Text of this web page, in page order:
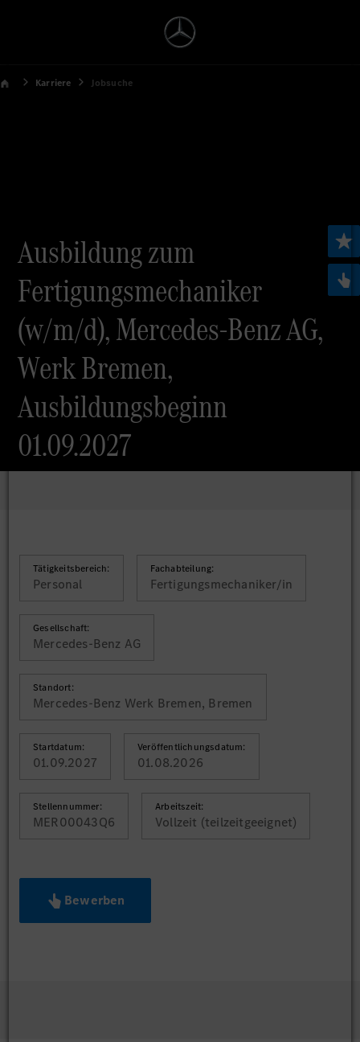
Karriere Jobsuche
Ausbildung zum
Fertigungsmechaniker
(w/m/d), Mercedes-Benz AG,
Werk Bremen,
Ausbildungsbeginn
01.09.2027
Tätigkeitsbereich:
Personal
Fachabteilung:
Fertigungsmechaniker/in
Gesellschaft:
Mercedes-Benz AG
Standort:
Mercedes-Benz Werk Bremen, Bremen
Startdatum:
01.09.2027
Veröffentlichungsdatum:
01.08.2026
Stellennummer:
MER00043Q6
Arbeitszeit:
Vollzeit (teilzeitgeeignet)
Bewerben